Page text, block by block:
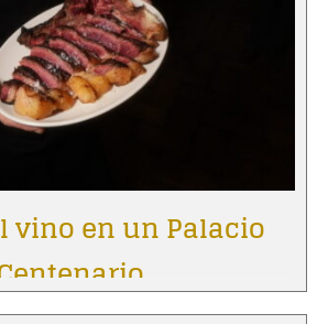
vino en un Palacio